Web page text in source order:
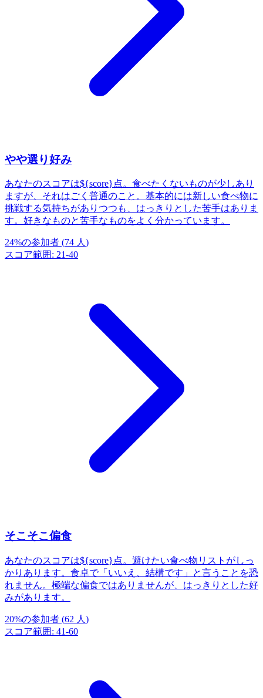
やや選り好み
あなたのスコアは${score}点。食べたくないものが少しあり
ますが、それはごく普通のこと。基本的には新しい食べ物に
挑戦する気持ちがありつつも、はっきりとした苦手はありま
す。好きなものと苦手なものをよく分かっています。
24%の参加者 (74 人)
スコア範囲 : 21-40
そこそこ偏食
あなたのスコアは${score}点。避けたい食べ物リストがしっ
かりあります。食卓で「いいえ、結構です」と言うことを恐
れません。極端な偏食ではありませんが、はっきりとした好
みがあります。
20%の参加者 (62 人 )
スコア範囲 : 41-60